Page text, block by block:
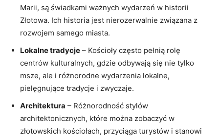
‍Marii, są świadkami ważnych wydarzeń w ​historii
Złotowa. Ich historia jest nierozerwalnie związana z
rozwojem samego miasta.
Lokalne tradycje – Kościoły często pełnią​ rolę
centrów kulturalnych, gdzie odbywają się‌ nie tylko
msze, ale i różnorodne wydarzenia ⁤lokalne,
pielęgnujące tradycje i zwyczaje.
Architektura – Różnorodność stylów
architektonicznych, które można zobaczyć w ​
złotowskich kościołach,‌ przyciąga turystów i ‍stanowi